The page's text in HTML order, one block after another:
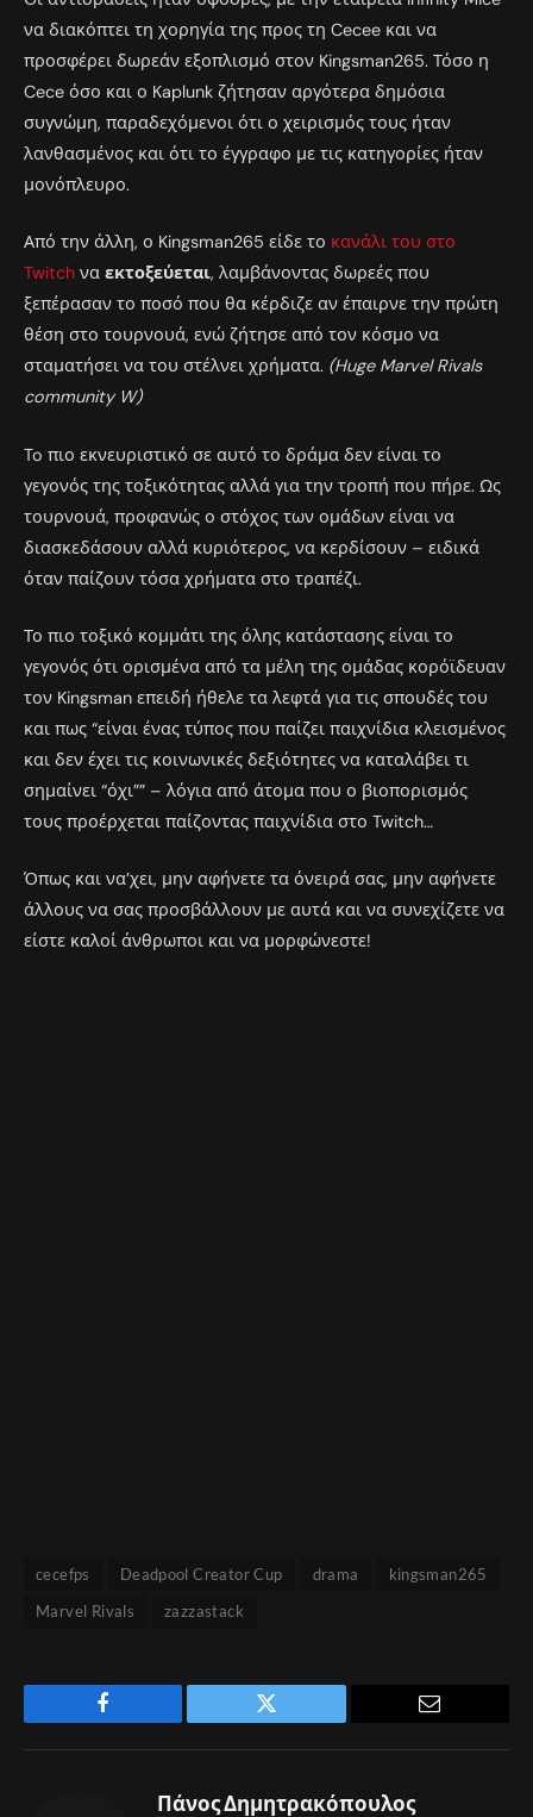
να διακόπτει τη χορηγία της προς τη Cecee και να
προσφέρει δωρεάν εξοπλισμό στον Kingsman265. Τόσο η
Cece όσο και ο Kaplunk ζήτησαν αργότερα δημόσια
συγνώμη, παραδεχόμενοι ότι ο χειρισμός τους ήταν
λανθασμένος και ότι το έγγραφο με τις κατηγορίες ήταν
μονόπλευρο.
Από την άλλη, ο Kingsman265 είδε το κανάλι του στο
Twitch να εκτοξεύεται, λαμβάνοντας δωρεές που
ξεπέρασαν το ποσό που θα κέρδιζε αν έπαιρνε την πρώτη
θέση στο τουρνουά, ενώ ζήτησε από τον κόσμο να
σταματήσει να του στέλνει χρήματα. (Huge Marvel Rivals
community W)
To πιο εκνευριστικό σε αυτό το δράμα δεν είναι το
γεγονός της τοξικότητας αλλά για την τροπή που πήρε. Ως
τουρνουά, προφανώς ο στόχος των ομάδων είναι να
διασκεδάσουν αλλά κυριότερος, να κερδίσουν – ειδικά
όταν παίζουν τόσα χρήματα στο τραπέζι.
Το πιο τοξικό κομμάτι της όλης κατάστασης είναι το
γεγονός ότι ορισμένα από τα μέλη της ομάδας κορόϊδευαν
τον Kingsman επειδή ήθελε τα λεφτά για τις σπουδές του
και πως “είναι ένας τύπος που παίζει παιχνίδια κλεισμένος
και δεν έχει τις κοινωνικές δεξιότητες να καταλάβει τι
σημαίνει “όχι”” – λόγια από άτομα που ο βιοπορισμός
τους προέρχεται παίζοντας παιχνίδια στο Twitch…
Όπως και να’χει, μην αφήνετε τα όνειρά σας, μην αφήνετε
άλλους να σας προσβάλλουν με αυτά και να συνεχίζετε να
είστε καλοί άνθρωποι και να μορφώνεστε!
cecefps Deadpool Creator Cup drama
kingsman265
Marvel Rivals
zazzastack
Facebook Twitter Email
Πάνος Δημητρακόπουλος